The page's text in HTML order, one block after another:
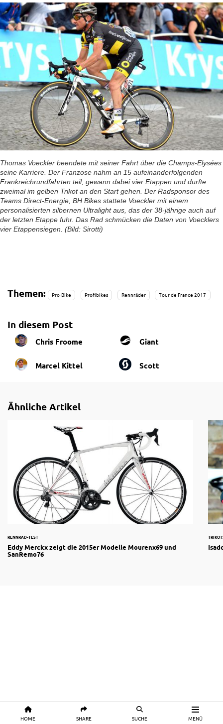
HOME SHARE SUCHE MENÜ
Thomas Voeckler beendete mit seiner Fahrt über die Champs-Elysées
seine Karriere. Der Franzose nahm an 15 aufeinanderfolgenden
Frankreichrundfahrten teil, gewann dabei vier Etappen und durfte
zweimal im gelben Trikot an den Start gehen. Der Radsponsor des
Teams Direct-Energie, BH Bikes stattete Voeckler mit einem
personalisierten silbernen Ultralight aus, das der 38-jährige auch auf
der letzten Etappe fuhr. Das Rad schmücken die Daten von Voecklers
vier Etappensiegen. (Bild: Sirotti)
Themen: Pro-Bike Profibikes Rennräder Tour de France 2017
In diesem Post
Chris Froome Giant
Marcel Kittel Scott
Ähnliche Artikel
RENNRAD-TEST
Eddy Merckx zeigt die 2015er Modelle Mourenx69 und
SanRemo76